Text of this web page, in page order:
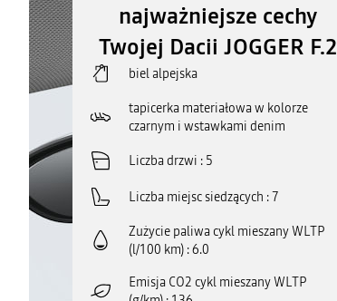
najważniejsze cechy
Twojej Dacii JOGGER F.2
biel alpejska
tapicerka materiałowa w kolorze
czarnym i wstawkami denim
Liczba drzwi 5
Liczba miejsc siedzących 7
Zużycie paliwa cykl mieszany WLTP
(l/100 km) 6.0
Emisja CO2 cykl mieszany WLTP